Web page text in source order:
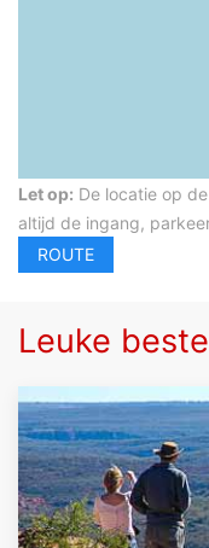
Let op: De locatie op
altijd de ingang,
Leuke